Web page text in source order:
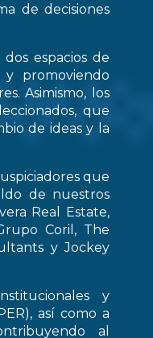
de decisiones
espacios de
promoviendo
Asimismo, los
que
de ideas y la
que
de nuestros
Real Estate,
Coril, The
y Jockey
y
así como a
al